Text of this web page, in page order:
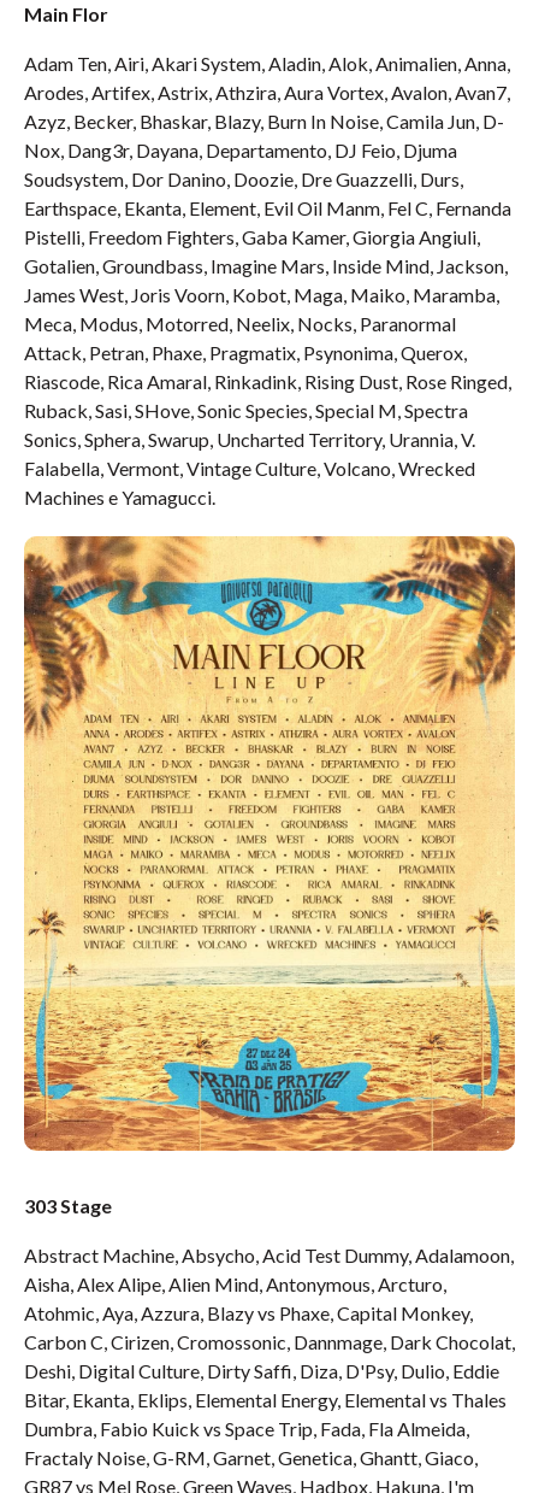
Main Flor
Adam Ten, Airi, Akari System, Aladin, Alok, Animalien, Anna,
Arodes, Artifex, Astrix, Athzira, Aura Vortex, Avalon, Avan7,
Azyz, Becker, Bhaskar, Blazy, Burn In Noise, Camila Jun, D-
Nox, Dang3r, Dayana, Departamento, DJ Feio, Djuma
Soudsystem, Dor Danino, Doozie, Dre Guazzelli, Durs,
Earthspace, Ekanta, Element, Evil Oil Manm, Fel C, Fernanda
Pistelli, Freedom Fighters, Gaba Kamer, Giorgia Angiuli,
Gotalien, Groundbass, Imagine Mars, Inside Mind, Jackson,
James West, Joris Voorn, Kobot, Maga, Maiko, Maramba,
Meca, Modus, Motorred, Neelix, Nocks, Paranormal
Attack, Petran, Phaxe, Pragmatix, Psynonima, Querox,
Riascode, Rica Amaral, Rinkadink, Rising Dust, Rose Ringed,
Ruback, Sasi, SHove, Sonic Species, Special M, Spectra
Sonics, Sphera, Swarup, Uncharted Territory, Urannia, V.
Falabella, Vermont, Vintage Culture, Volcano, Wrecked
Machines e Yamagucci.
303 Stage
Abstract Machine, Absycho, Acid Test Dummy, Adalamoon,
Aisha, Alex Alipe, Alien Mind, Antonymous, Arcturo,
Atohmic, Aya, Azzura, Blazy vs Phaxe, Capital Monkey,
Carbon C, Cirizen, Cromossonic, Dannmage, Dark Chocolat,
Deshi, Digital Culture, Dirty Saffi, Diza, D'Psy, Dulio, Eddie
Bitar, Ekanta, Eklips, Elemental Energy, Elemental vs Thales
Dumbra, Fabio Kuick vs Space Trip, Fada, Fla Almeida,
Fractaly Noise, G-RM, Garnet, Genetica, Ghantt, Giaco,
GR87 vs Mel Rose, Green Waves, Hadbox, Hakuna, I'm